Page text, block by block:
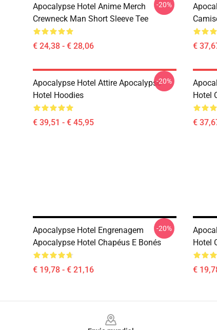
Apocalypse Hotel Anime Merch
Crewneck Man Short Sleeve Tee
€ 24,38 - € 28,06
-20%
€
Apocalypse Hotel Attire Apocalypse
Hotel Hoodies
€ 39,51 - € 45,95
-20%
Hotel
€
Apocalypse Hotel Engrenagem
Apocalypse Hotel Chapéus E Bonés
€ 19,78 - € 21,16
-20%
Hotel
€